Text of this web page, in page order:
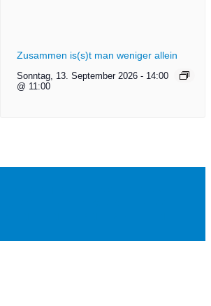
Zusammen is(s)t man weniger allein
Sonntag, 13. September 2026
@ 11:00
- 14:00